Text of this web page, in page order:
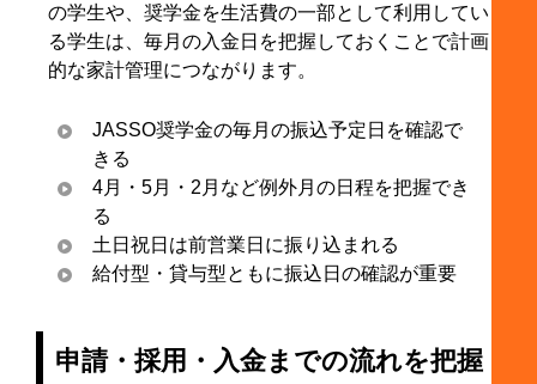
の学生や、奨学金を生活費の一部として利用してい
る学生は、毎月の入金日を把握しておくことで計画
的な家計管理につながります。
JASSO奨学金の毎月の振込予定日を確認で
きる
4月・5月・2月など例外月の日程を把握でき
る
土日祝日は前営業日に振り込まれる
給付型・貸与型ともに振込日の確認が重要
申請・採用・入金までの流れを把握